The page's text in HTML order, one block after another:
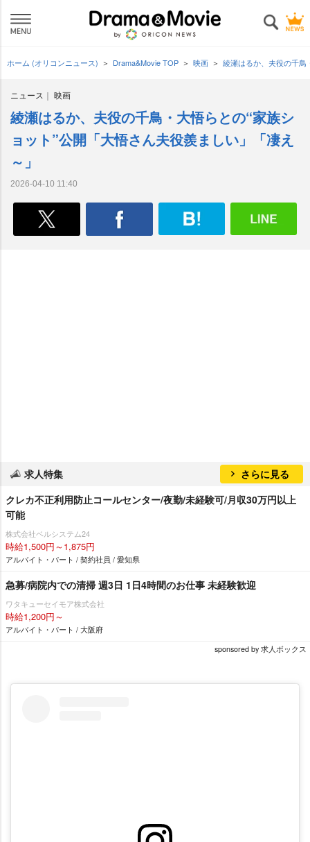
ホーム (オリコンニュース) Drama&Movie TOP 映画 綾瀬はるか、夫役の千鳥
ニュース 映画
綾瀬はるか、夫役の千鳥・大悟らとの“家族シ
ョット”公開「大悟さん夫役羨ましい」「凄え
～」
2026-04-10 11:40
求人特集
さらに見る
クレカ不正利用防止コールセンター/夜勤/未経験可/月収30万円以上
可能
株式会社ベルシステム24
時給1,500円～1,875円
アルバイト・パート / 契約社員 / 愛知県
急募/病院内での清掃 週3日 1日4時間のお仕事 未経験歓迎
ワタキューセイモア株式会社
時給1,200円～
アルバイト・パート / 大阪府
sponsored by 求人ボックス